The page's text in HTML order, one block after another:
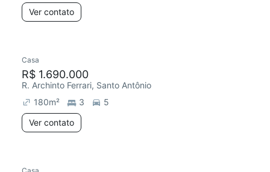
Ver contato
Casa
R$ 1.690.000
R. Archinto Ferrari, Santo Antônio
180m² 3
5
Ver contato